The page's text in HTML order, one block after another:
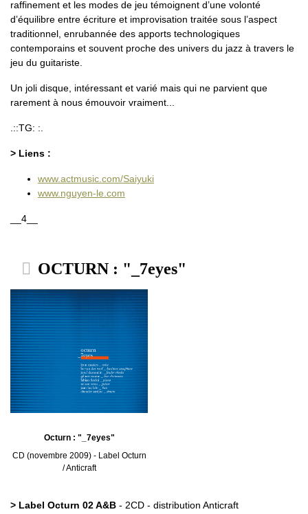
raffinement et les modes de jeu témoignent d’une volonté
d’équilibre entre écriture et improvisation traitée sous l’aspect
traditionnel, enrubannée des apports technologiques
contemporains et souvent proche des univers du jazz à travers le
jeu du guitariste.
Un joli disque, intéressant et varié mais qui ne parvient que
rarement à nous émouvoir vraiment...
.::TG: :.
> Liens :
www.actmusic.com/Saiyuki
www.nguyen-le.com
__4__
OCTURN : "_7eyes"
Octurn : "_7eyes"
CD (novembre 2009) - Label Octurn
/ Anticraft
> Label Octurn 02 A&B - 2CD - distribution Anticraft